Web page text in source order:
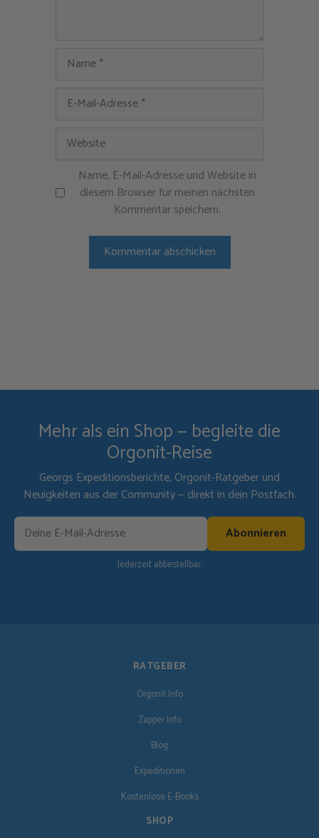
Name, E-Mail-Adresse und Website in
diesem Browser für meinen nächsten
Kommentar speichern.
Mehr als ein Shop — begleite die
Orgonit-Reise
Georgs Expeditionsberichte, Orgonit-Ratgeber und
Neuigkeiten aus der Community — direkt in dein Postfach.
Abonnieren
Jederzeit abbestellbar.
RATGEBER
Orgonit Info
Zapper Info
Blog
Expeditionen
Kostenlose E-Books
SHOP